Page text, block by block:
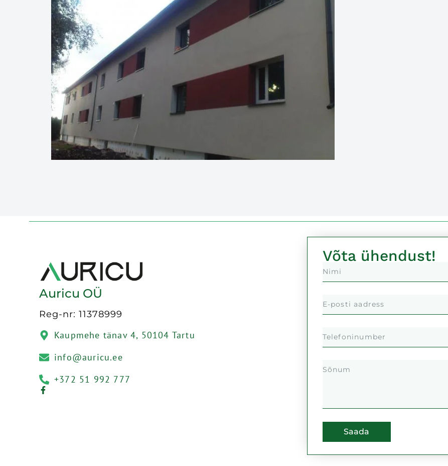
Auricu OÜ
Reg-nr: 11378999
Kaupmehe tänav 4, 50104 Tartu
info@auricu.ee
+372 51 992 777
Võta ühendust!
Saada